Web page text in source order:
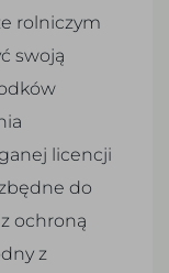
rolniczym
swoją
licencji
do
ochroną
z